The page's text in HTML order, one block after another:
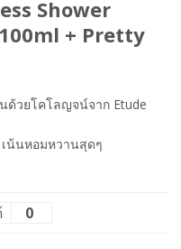
Shower
+ Pretty
ด้วยโคโลญจน์จาก Etude
น้นหอมหวานสุดๆ
0